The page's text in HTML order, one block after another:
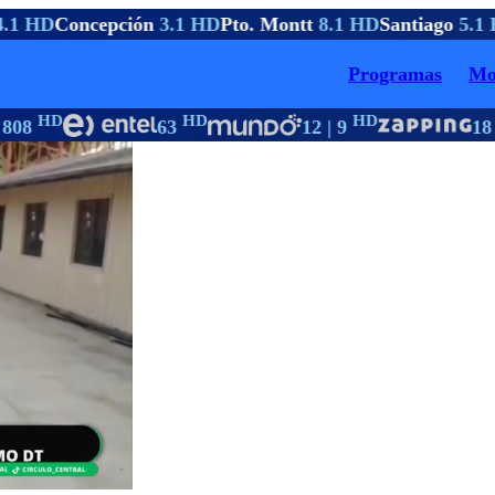
HDConcepción3.1 HDPto. Montt8.1 HDSantiago5.1
Programas
HD 63HD 12 | 9HD 18